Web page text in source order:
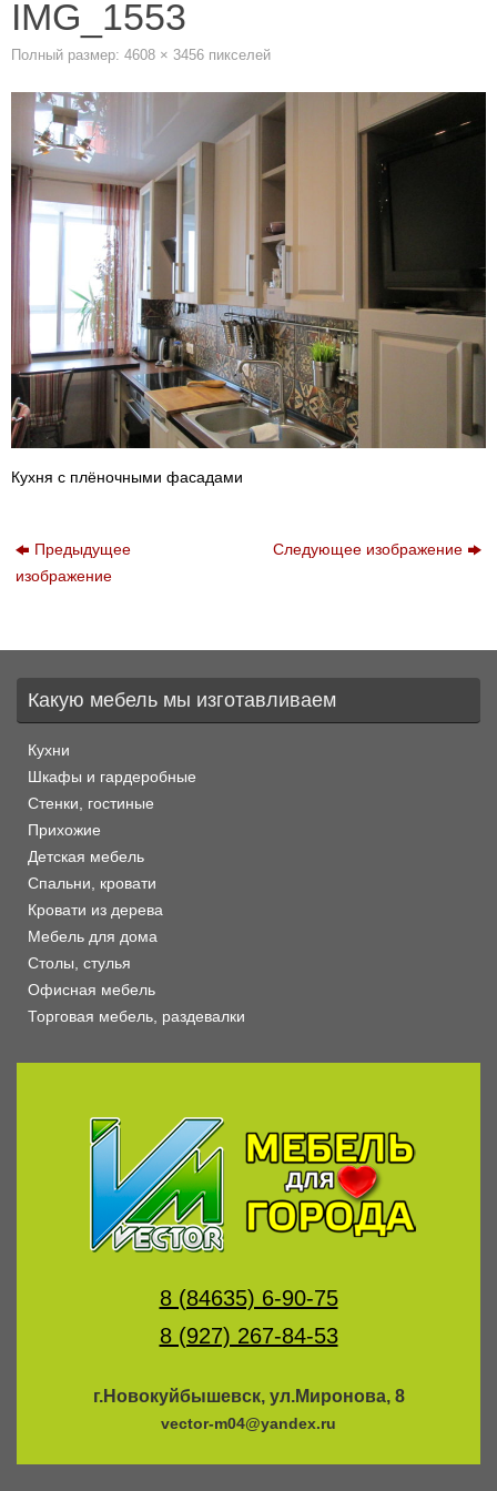
IMG_1553
Полный размер: 4608 × 3456 пикселей
Кухня с плёночными фасадами
Предыдущее
изображение
Следующее изображение
Какую мебель мы изготавливаем
Кухни
Шкафы и гардеробные
Стенки, гостиные
Прихожие
Детская мебель
Спальни, кровати
Кровати из дерева
Мебель для дома
Столы, стулья
Офисная мебель
Торговая мебель, раздевалки
8 (84635) 6-90-75
8 (927) 267-84-53
г.Новокуйбышевск, ул.Миронова, 8
vector-m04@yandex.ru